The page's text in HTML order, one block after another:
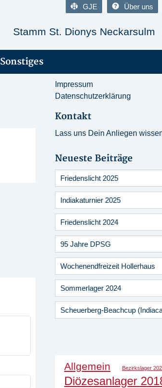
GJE Über uns
Stamm St. Dionys Neckarsulm
Sonstiges
Impressum
Datenschutzerklärung
Kontakt
Lass uns Dein Anliegen
Neueste Beiträge
Friedenslicht 2025
Indiakaturnier 2025
Friedenslicht 2024
95 Jahre DPSG
Wochenendfreizeit Hollerhaus
Sommerlager 2024
Scheuerberg-Beachcup
Allgemein Bezirkslager
Diözesanlager